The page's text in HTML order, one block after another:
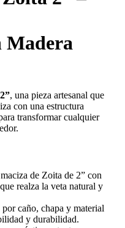
Madera
, una pieza artesanal que
con una estructura
transformar cualquier
de Zoita de 2” con
realza la veta natural y
por caño, chapa y material
y durabilidad.